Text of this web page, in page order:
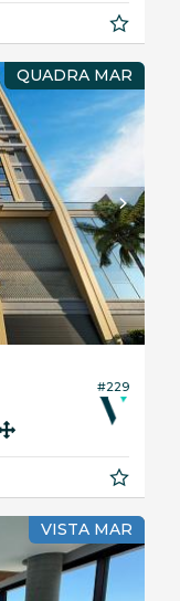
QUADRA MAR
#229
VISTA MAR